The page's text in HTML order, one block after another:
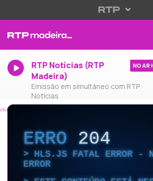
RTP Notícias (RTP
Madeira)
Emissão em simultâneo com RTP
Notícias
NO AR
ERRO204
HLS.JS FATAL ERROR -
ERROR